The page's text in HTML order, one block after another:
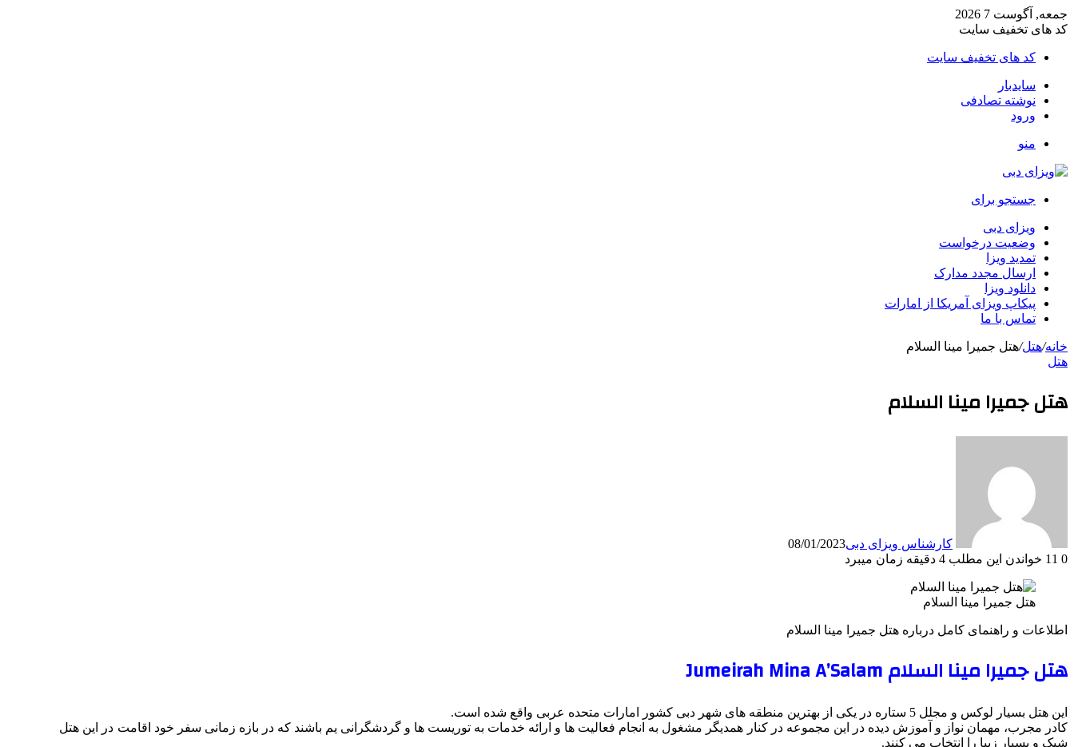
جمعه, آگوست 7 2026
کد های تخفیف سایت
کد های تخفیف سایت
سایدبار
نوشته تصادفی
ورود
منو
جستجو برای
ویزای دبی
وضعیت درخواست
تمدید ویزا
ارسال مجدد مدارک
دانلود ویزا
پیکاپ ویزای آمریکا از امارات
تماس با ما
خانه/هتل/هتل جمیرا مینا السلام
هتل
هتل جمیرا مینا السلام
کارشناس ویزای دبی08/01/2023
0
خواندن این مطلب 4 دقیقه زمان میبرد
هتل جمیرا مینا السلام
اطلاعات و راهنمای کامل درباره هتل جمیرا مینا السلام
هتل جمیرا مینا السلام Jumeirah Mina A’Salam
این هتل بسیار لوکس و مجلل 5 ستاره در یکی از بهترین منطقه های شهر دبی کشور امارات متحده عربی واقع شده است.
کادر مجرب، مهمان نواز و آموزش دیده در این مجموعه در کنار همدیگر مشغول به انجام فعالیت ها و ارائه خدمات به توریست ها و گردشگرانی یم باشند که در بازه زمانی سفر خود اقامت در این هتل
شیک و بسیار زیبا را انتخاب می کنند.